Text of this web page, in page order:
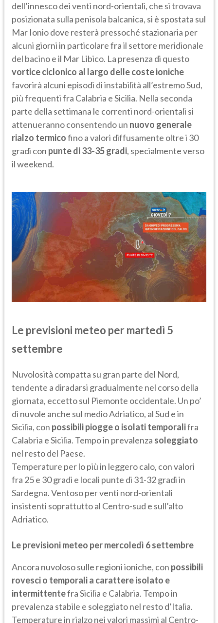
dell’innesco dei venti nord-orientali, che si trovava
posizionata sulla penisola balcanica, si è spostata sul
Mar Ionio dove resterà pressoché stazionaria per
alcuni giorni in particolare fra il settore meridionale
del bacino e il Mar Libico. La presenza di questo
vortice ciclonico al largo delle coste ioniche
favorirà alcuni episodi di instabilità all’estremo Sud,
più frequenti fra Calabria e Sicilia. Nella seconda
parte della settimana le correnti nord-orientali si
attenueranno consentendo un nuovo generale
rialzo termicofino a valori diffusamente oltre i 30
gradi con punte di 33-35 gradi, specialmente verso
il weekend.
Le previsioni meteo per martedì 5
settembre
Nuvolosità compatta su gran parte del Nord,
tendente a diradarsi gradualmente nel corso della
giornata, eccetto sul Piemonte occidentale. Un po’
di nuvole anche sul medio Adriatico, al Sud e in
Sicilia, con possibili piogge o isolati temporalifra
Calabria e Sicilia. Tempo in prevalenza soleggiato
nel resto del Paese.
Temperature per lo più in leggero calo, con valori
fra 25 e 30 gradi e locali punte di 31-32 gradi in
Sardegna. Ventoso per venti nord-orientali
insistenti soprattutto al Centro-sud e sull’alto
Adriatico.
Le previsioni meteo per mercoledì 6 settembre
Ancora nuvoloso sulle regioni ioniche, con possibili
rovesci o temporali a carattere isolato e
intermittentefra Sicilia e Calabria. Tempo in
prevalenza stabile e soleggiato nel resto d’Italia.
Temperature in rialzo nei valori massimi al Centro-